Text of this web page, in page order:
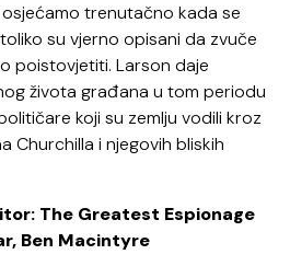
trenutačno kada se
su vjerno opisani da zvuče
poistovjetiti. Larson daje
života građana u tom periodu
koji su zemlju vodili kroz
Churchilla i njegovih bliskih
The Greatest Espionage
Ben Macintyre